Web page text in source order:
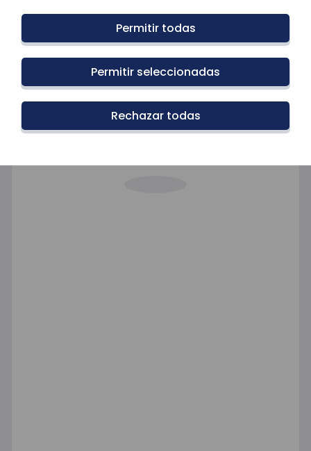
Permitir todas
Permitir seleccionadas
Rechazar todas
Solo curioseaba